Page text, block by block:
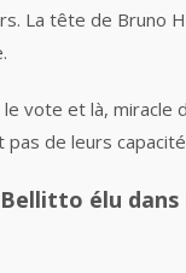
La tête de Bruno
vote et là, miracle
pas de leurs
élu